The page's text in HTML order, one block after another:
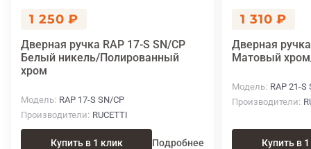
1 250 ₽
Дверная ручка RAP 17-S SN/CP
Белый никель/Полированный
хром
Модель RAP 17-S SN/CP
Производители RUCETTI
Купить в 1 клик Подробнее
1 310 ₽
Дверная
Матовый
Модель RAP 21-S
Производители
Купить в